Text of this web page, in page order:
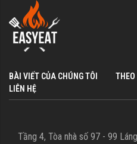
BÀI VIẾT CỦA CHÚNG TÔI
THEO
LIÊN HỆ
Tầng 4, Tòa nhà số 97 - 99